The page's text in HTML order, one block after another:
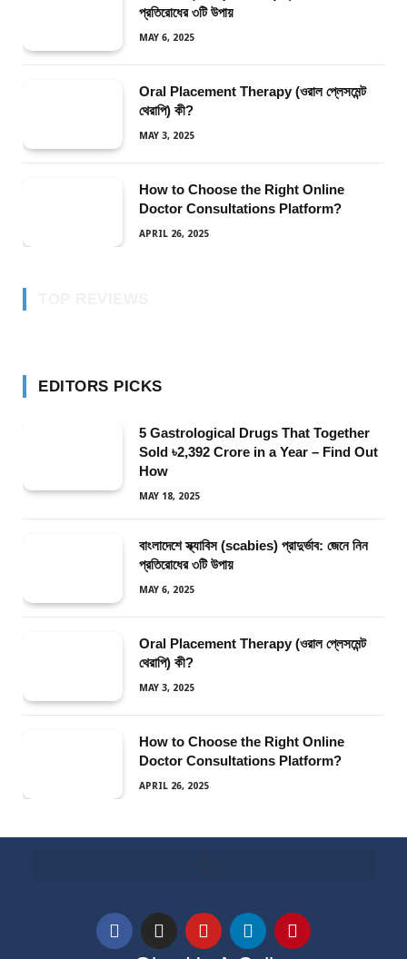
প্রতিরোধের ৩টি উপায়
MAY 6, 2025
Oral Placement Therapy (ওরাল প্লেসমেন্ট
থেরাপি) কী?
MAY 3, 2025
How to Choose the Right Online
Doctor Consultations Platform?
APRIL 26, 2025
EDITORS PICKS
5 Gastrological Drugs That Together
Sold ৳2,392 Crore in a Year – Find Out
How
MAY 18, 2025
বাংলাদেশে স্ক্যাবিস (scabies) প্রাদুর্ভাব: জেনে নিন
প্রতিরোধের ৩টি উপায়
MAY 6, 2025
Oral Placement Therapy (ওরাল প্লেসমেন্ট
থেরাপি) কী?
MAY 3, 2025
How to Choose the Right Online
Doctor Consultations Platform?
APRIL 26, 2025